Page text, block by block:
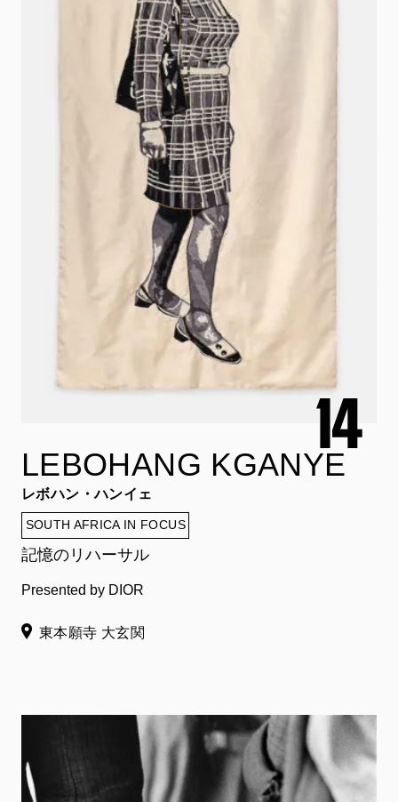
LEBOHANG KGANYE
レボハン・ハンイェ
SOUTH AFRICA IN FOCUS
記憶のリハーサル
Presented by DIOR
東本願寺 大玄関